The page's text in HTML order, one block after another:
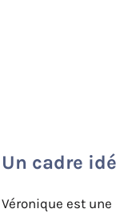
Un cadre
Véronique est